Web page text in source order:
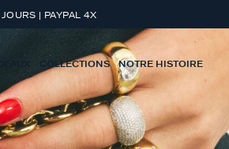
| PAYPAL 4X
COLLECTIONS NOTRE HISTOIRE